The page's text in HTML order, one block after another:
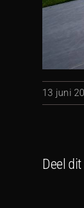
13 juni
Deel